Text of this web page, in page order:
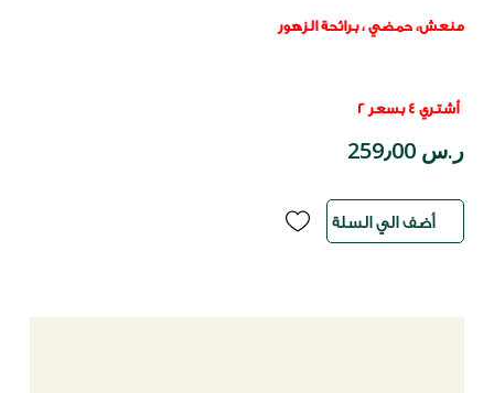
منعش، حمضي ، برائحة الزهور
أشتري 4 بسعر 2
ر.س 259٫00
أضف الي السلة